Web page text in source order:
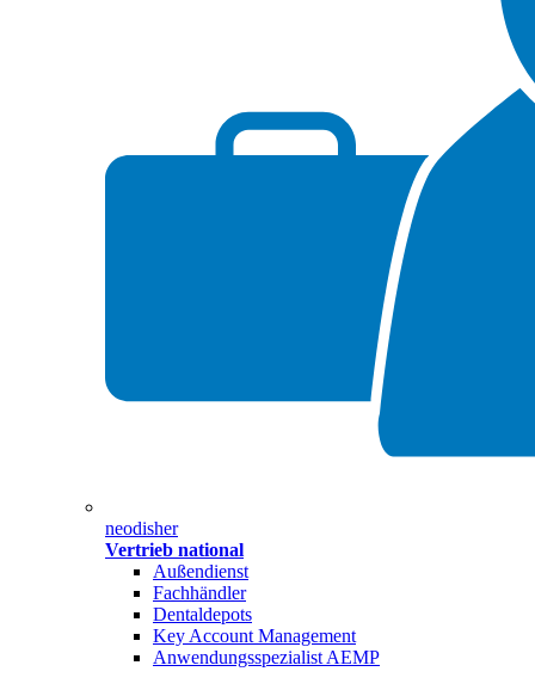
neodisher
Vertrieb national
Außendienst
Fachhändler
Dentaldepots
Key Account Management
Anwendungsspezialist AEMP